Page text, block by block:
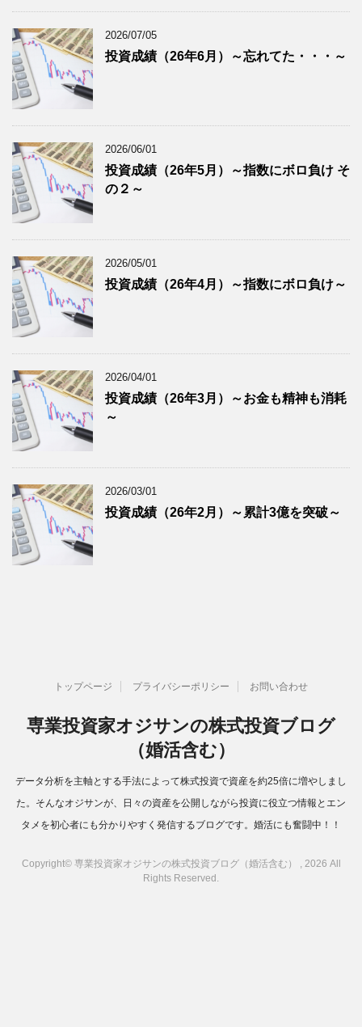
2026/07/05
投資成績（26年6月）～忘れてた・・・～
2026/06/01
投資成績（26年5月）～指数にボロ負け そ
の２～
2026/05/01
投資成績（26年4月）～指数にボロ負け～
2026/04/01
投資成績（26年3月）～お金も精神も消耗
～
2026/03/01
投資成績（26年2月）～累計3億を突破～
トップページ プライバシーポリシー お問い合わせ
専業投資家オジサンの株式投資ブログ
（婚活含む）
データ分析を主軸とする手法によって株式投資で資産を約25倍に増やしまし
た。そんなオジサンが、日々の資産を公開しながら投資に役立つ情報とエン
タメを初心者にも分かりやすく発信するブログです。婚活にも奮闘中！！
Copyright© 専業投資家オジサンの株式投資ブログ（婚活含む） , 2026 All
Rights Reserved.